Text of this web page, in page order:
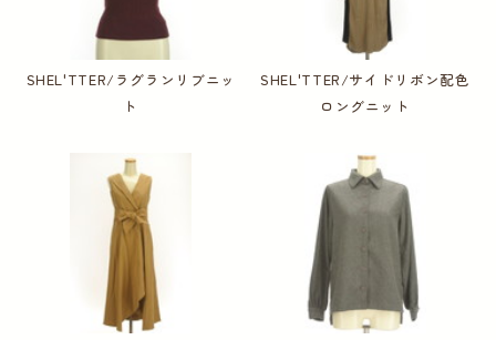
SHEL'TTER/ラグランリブニッ
ト
SHEL'TTER/サイドリボン配色
ロングニット